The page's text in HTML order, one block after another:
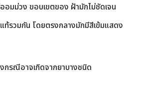
อมม่วง ขอบเขตของ ฝ้ามักไม่ชัดเจน
ท้รวมกัน โดยตรงกลางมักมีสีเข้มแสดง
กรณีอาจเกิดจากยาบางชนิด